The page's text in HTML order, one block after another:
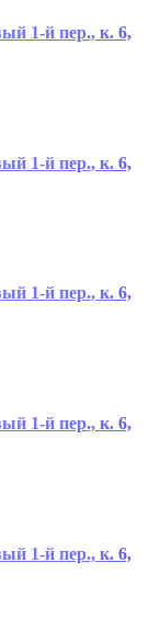
1-й пер., к. 6,
1-й пер., к. 6,
1-й пер., к. 6,
1-й пер., к. 6,
1-й пер., к. 6,